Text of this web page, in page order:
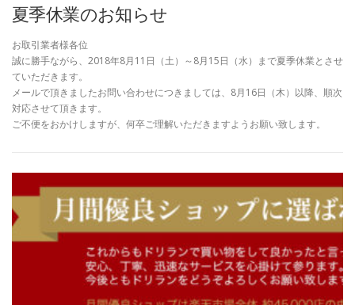
夏季休業のお知らせ
お取引業者様各位
誠に勝手ながら、2018年8月11日（土）～8月15日（水）まで夏季休業とさせ
ていただきます。
メールで頂きましたお問い合わせにつきましては、8月16日（木）以降、順次
対応させて頂きます。
ご不便をおかけしますが、何卒ご理解いただきますようお願い致します。